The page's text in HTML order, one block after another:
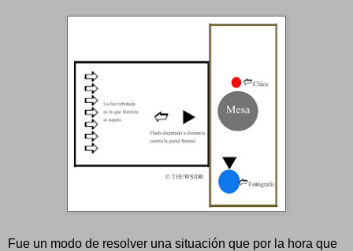
Fue un modo de resolver una situación que por la hora que